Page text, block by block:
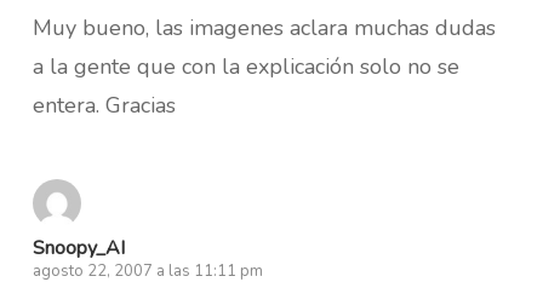
Muy bueno, las imagenes aclara muchas dudas
a la gente que con la explicación solo no se
entera. Gracias
Snoopy_AI
agosto 22, 2007 a las 11:11 pm